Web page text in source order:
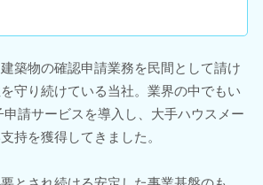
築物の確認申請業務を民間として請け
守り続けている当社。業界の中でもい
請サービスを導入し、大手ハウスメー
持を獲得してきました。